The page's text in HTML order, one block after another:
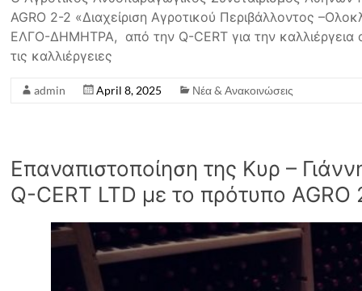
AGRO 2-2 «Διαχείριση Αγροτικού Περιβάλλοντος
ΕΛΓΟ-ΔΗΜΗΤΡΑ, από την Q-CERT για την
τις καλλιέργειες
admin April 8, 2025 Νέα & Ανακοινώσεις
Επαναπιστοποίηση της Κυρ –
Q-CERT LTD με το πρότυπο